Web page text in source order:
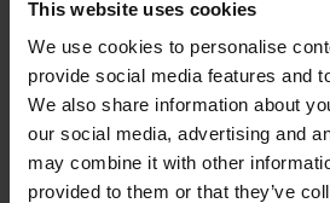
This website uses cookies
We use cookies to personalise
provide social media features and
We also share information about
our social media, advertising and
may combine it with other
provided to them or that they’ve
Kojicí bavlněná noční košile
Temperance
1 249 Kč
-
Sleva
799